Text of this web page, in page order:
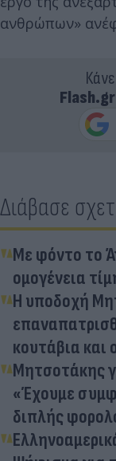
ανθρώπων»
Flash.gr
Διάβασε
Με φόντο το
ομογένεια
Η υποδοχή
κουτάβια και
Μητσοτάκης
«Έχουμε
διπλής